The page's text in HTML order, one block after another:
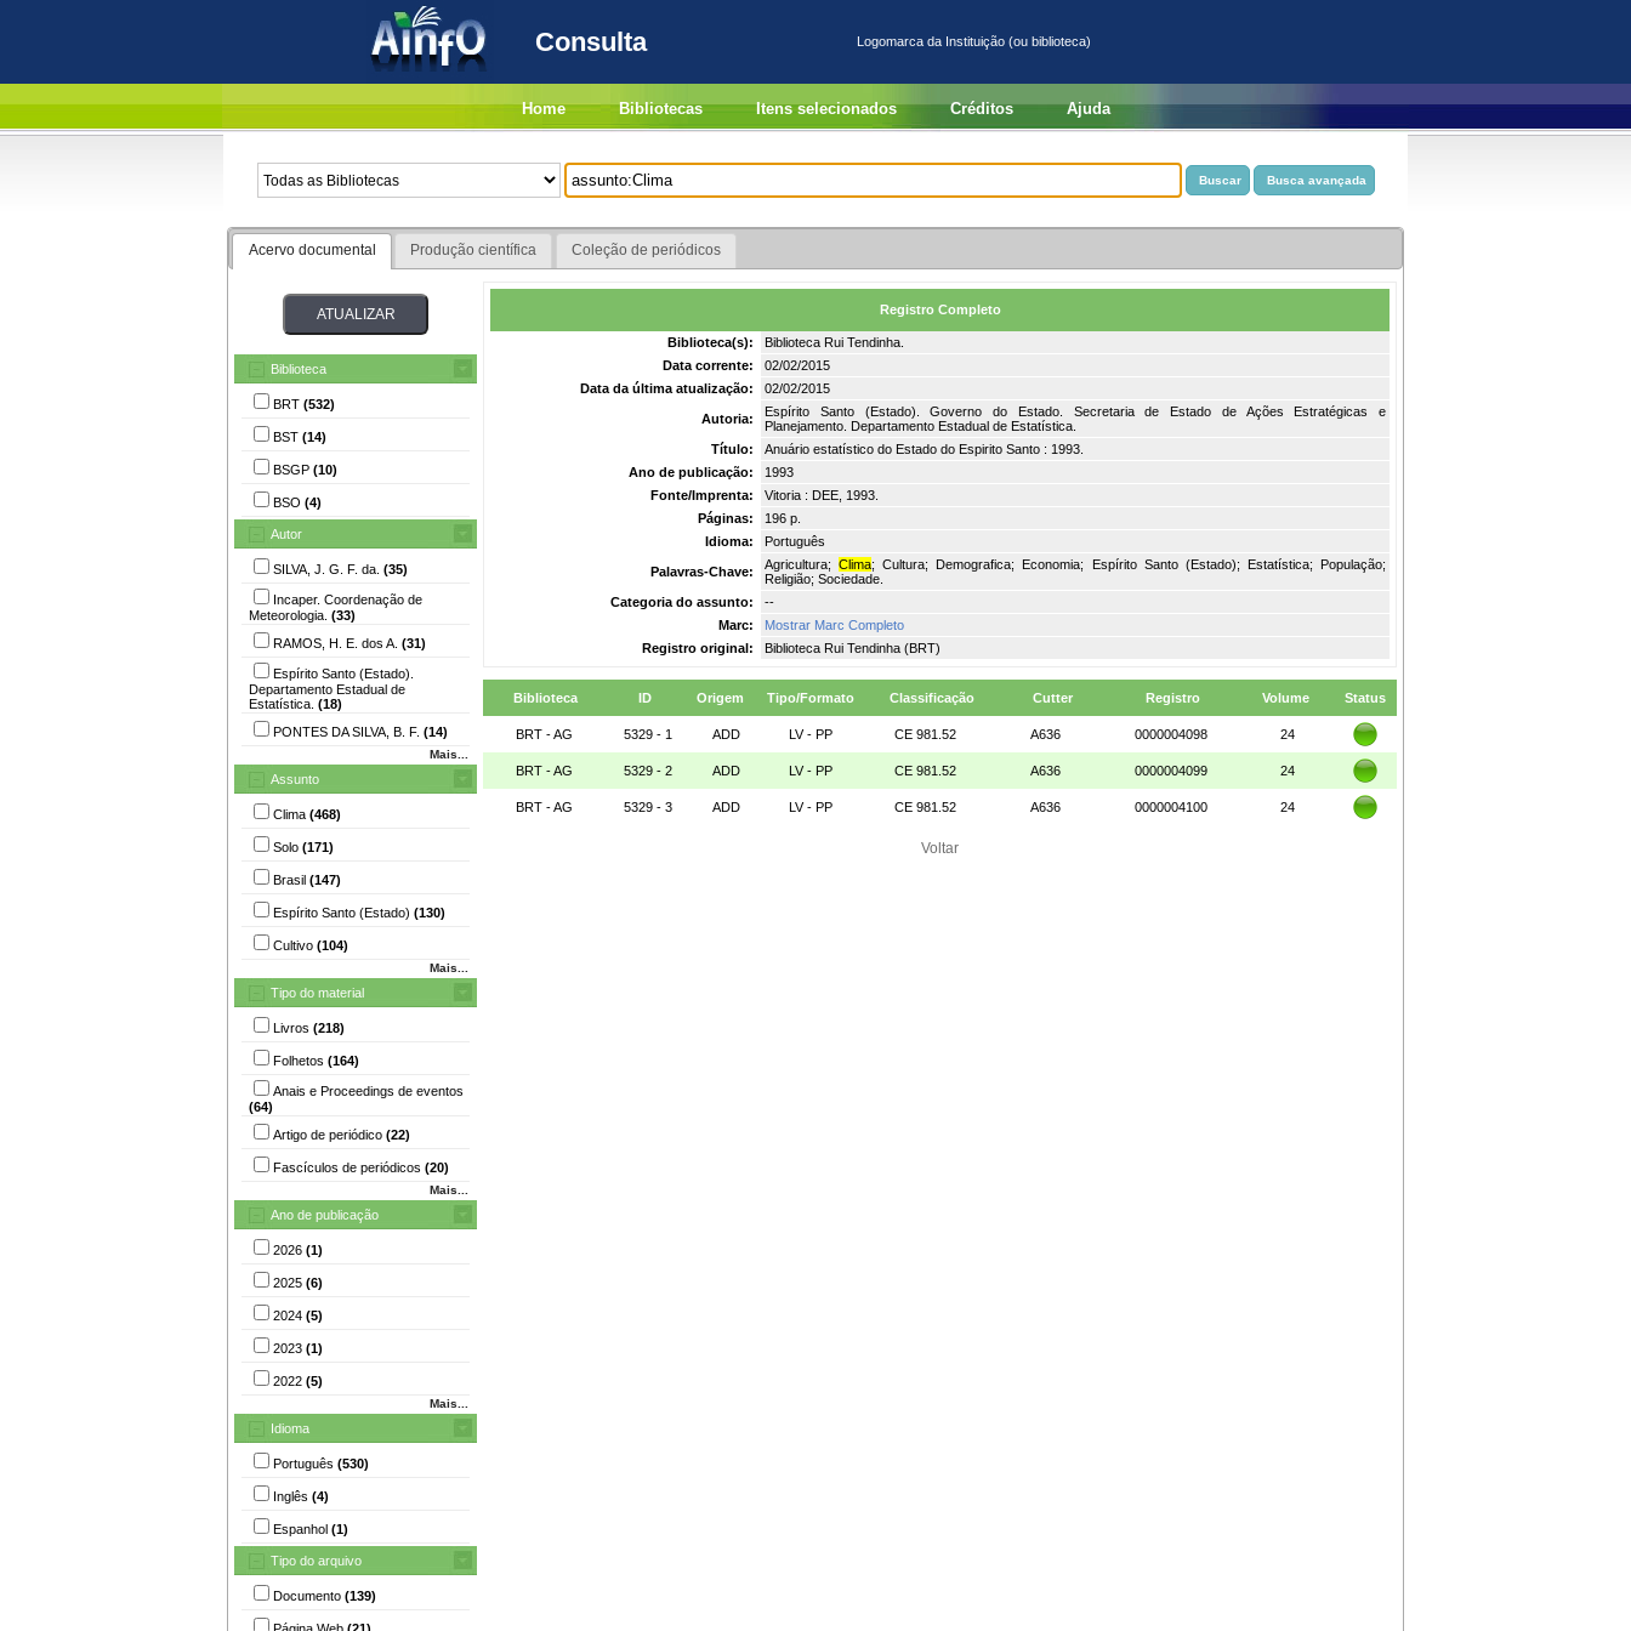
Consulta Logomarca da Instituição (ou biblioteca)
Home Bibliotecas Itens selecionados Créditos Ajuda
Acervo documental Produção científica Coleção de periódicos
Biblioteca
BRT (532)
BST (14)
BSGP (10)
BSO (4)
Autor
SILVA, J. G. F. da. (35)
Incaper. Coordenação de
Meteorologia. (33)
RAMOS, H. E. dos A. (31)
Espírito Santo (Estado).
Departamento Estadual de
Estatística. (18)
PONTES DA SILVA, B. F. (14)
Mais...
Assunto
Clima (468)
Solo (171)
Brasil (147)
Espírito Santo (Estado) (130)
Cultivo (104)
Mais...
Tipo do material
Livros (218)
Folhetos (164)
Anais e Proceedings de eventos
(64)
Artigo de periódico (22)
Fascículos de periódicos (20)
Mais...
Ano de publicação
2026 (1)
2025 (6)
2024 (5)
2023 (1)
2022 (5)
Mais...
Idioma
Português (530)
Inglês (4)
Espanhol (1)
Tipo do arquivo
Documento (139)
Página Web (21)
Registro Completo
Biblioteca(s):
Biblioteca Rui Tendinha.
Data corrente:
02/02/2015
Data da última atualização:
02/02/2015
Autoria:
Espírito Santo (Estado). Governo do Estado. Secretaria de Estado de Ações Estratégicas e
Planejamento. Departamento Estadual de Estatística.
Título:
Anuário estatístico do Estado do Espirito Santo : 1993.
Ano de publicação:
1993
Fonte/Imprenta:
Vitoria : DEE, 1993.
Páginas:
196 p.
Idioma:
Português
Palavras-Chave: Agricultura;Clima; Cultura; Demografica; Economia; Espírito Santo (Estado); Estatística; População;
Religião; Sociedade.
Categoria do assunto:
--
Marc:
Mostrar Marc Completo
Registro original:
Biblioteca Rui Tendinha (BRT)
Biblioteca ID Origem Tipo/Formato Classificação Cutter Registro Volume Status
BRT - AG 5329 - 1 ADD LV - PP CE 981.52 A636 0000004098 24
BRT - AG 5329 - 2 ADD LV - PP CE 981.52 A636 0000004099 24
BRT - AG 5329 - 3 ADD LV - PP CE 981.52 A636 0000004100 24
Voltar